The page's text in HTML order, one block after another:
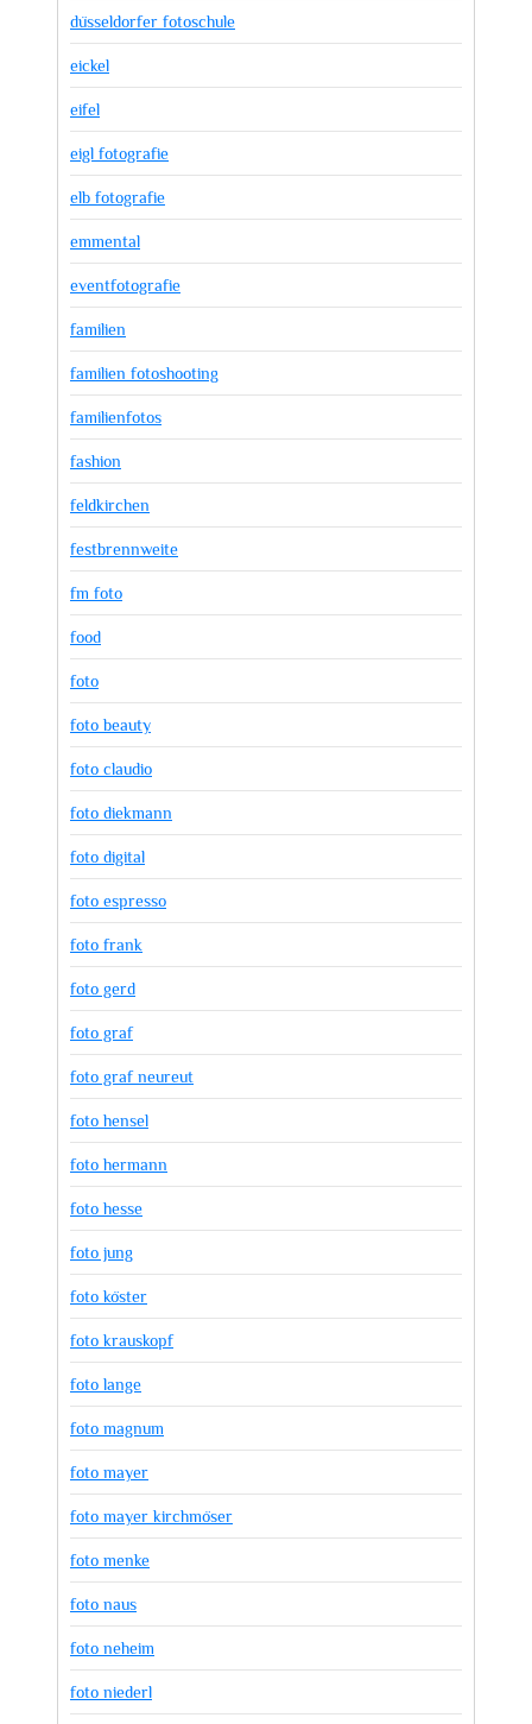
düsseldorfer fotoschule
eickel
eifel
eigl fotografie
elb fotografie
emmental
eventfotografie
familien
familien fotoshooting
familienfotos
fashion
feldkirchen
festbrennweite
fm foto
food
foto
foto beauty
foto claudio
foto diekmann
foto digital
foto espresso
foto frank
foto gerd
foto graf
foto graf neureut
foto hensel
foto hermann
foto hesse
foto jung
foto köster
foto krauskopf
foto lange
foto magnum
foto mayer
foto mayer kirchmöser
foto menke
foto naus
foto neheim
foto niederl